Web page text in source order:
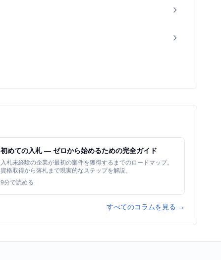
初めての入札 — ゼロから始めるための完全ガイド
入札未経験の企業が最初の案件を獲得するまでのロードマップ。
資格取得から落札まで現実的なステップを解説。
9分で読める
すべてのコラムを見る →